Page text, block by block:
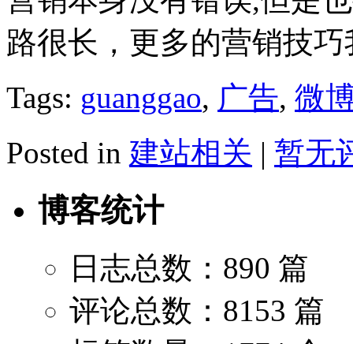
路很长，更多的营销技
Tags: guanggao, 广告, 微
Posted in 建站相关 | 暂无
博客统计
日志总数：890 篇
评论总数：8153 篇